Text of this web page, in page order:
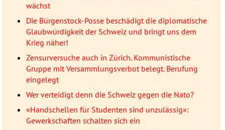
wächst
Die Bürgenstock-Posse beschädigt die diplomatische
Glaubwürdigkeit der Schweiz und bringt uns dem
Krieg näher!
Zensurversuche auch in Zürich. Kommunistische
Gruppe mit Versammlungsverbot belegt. Berufung
eingelegt
Wer verteidigt denn die Schweiz gegen die Nato?
«Handschellen für Studenten sind unzulässig»:
Gewerkschaften schalten sich ein